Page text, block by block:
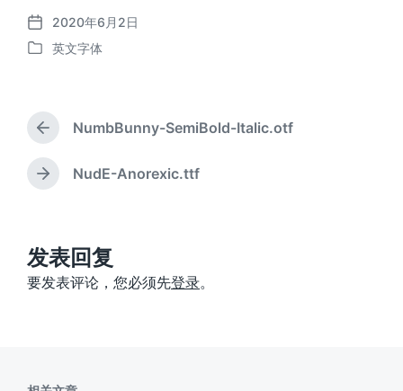
发
布
2020年6月2日
发
英文字体
上
篇
文
章
NumbBunny-SemiBold-Italic.otf
下
：
NudE-Anorexic.ttf
发表回复
要发表评论，您必须先登录。